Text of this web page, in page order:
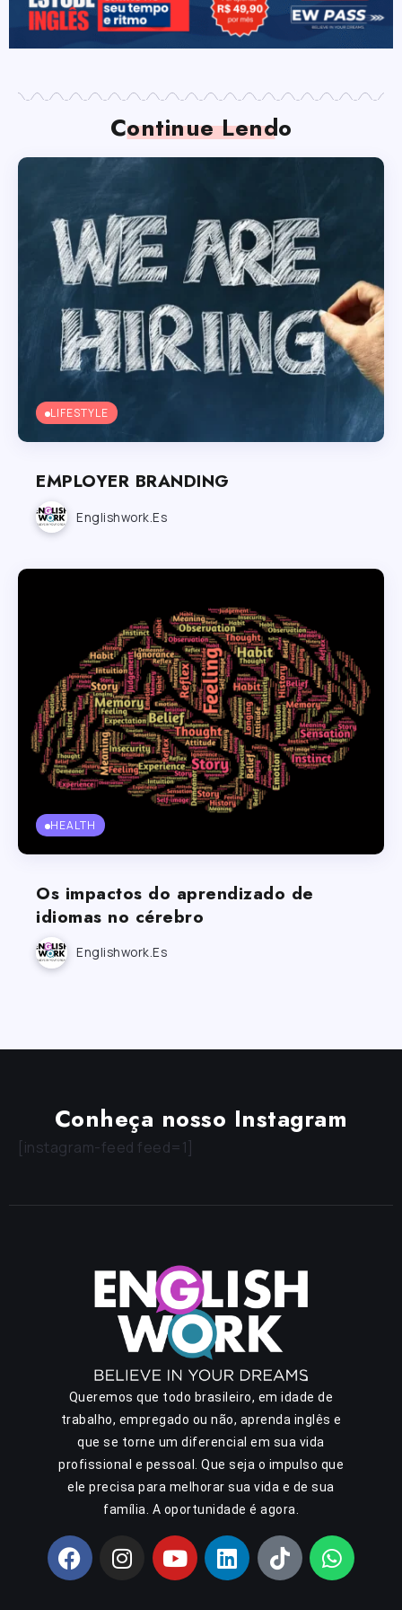
Continue Lendo
LIFESTYLE
EMPLOYER BRANDING
Englishwork.es
HEALTH
Os impactos do aprendizado de
idiomas no cérebro
Englishwork.es
Conheça nosso Instagram
[instagram-feed feed=1]
Queremos que todo brasileiro, em idade de
trabalho, empregado ou não, aprenda inglês e
que se torne um diferencial em sua vida
profissional e pessoal. Que seja o impulso que
ele precisa para melhorar sua vida e de sua
família. A oportunidade é agora.